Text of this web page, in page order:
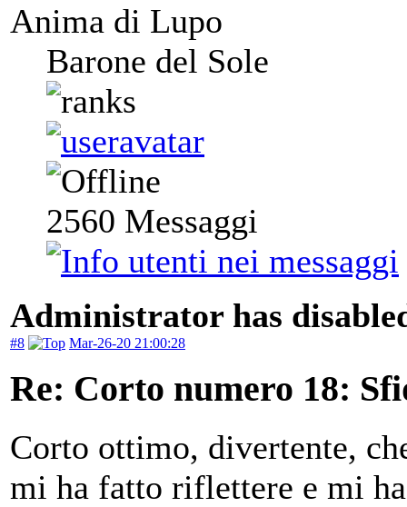
Anima di Lupo
Barone del Sole
2560 Messaggi
Administrator has
#8 Mar-26-20 21:00:28
Re: Corto numero 18:
Corto ottimo, divertente,
mi ha fatto riflettere e mi